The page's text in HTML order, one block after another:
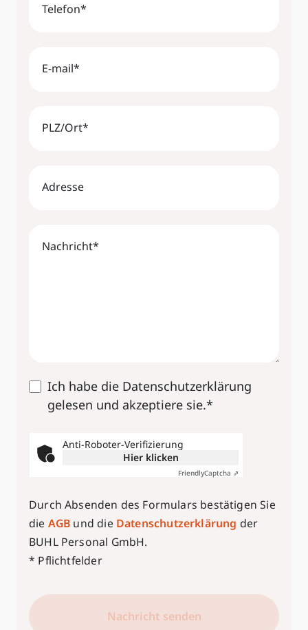
Telefon*
E-mail*
PLZ/Ort*
Adresse
Nachricht*
Ich habe die Datenschutzerklärung
gelesen und akzeptiere sie.*
Anti-Roboter-Verifizierung
Hier klicken
FriendlyCaptcha ⇗
Durch Absenden des Formulars bestätigen Sie
die AGB und die Datenschutzerklärung der
BUHL Personal GmbH.
* Pflichtfelder